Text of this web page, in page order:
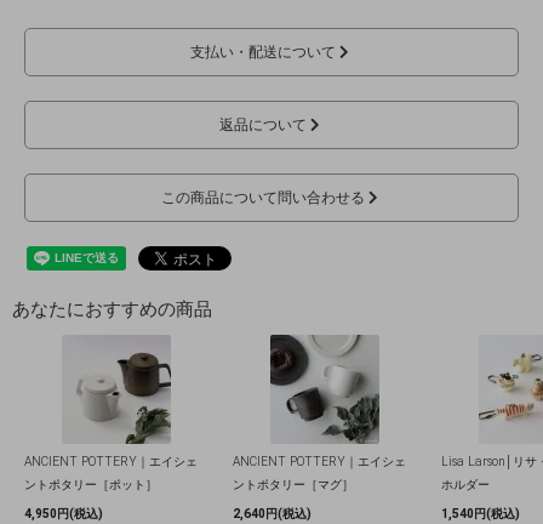
支払い・配送について
返品について
この商品について問い合わせる
あなたにおすすめの商品
ANCIENT POTTERY｜エイシェ
ントポタリー［ポット］
4,950円(税込)
ANCIENT POTTERY｜エイシェ
ントポタリー［マグ］
2,640円(税込)
Lisa Larson│リサ
ホルダー
1,540円(税込)